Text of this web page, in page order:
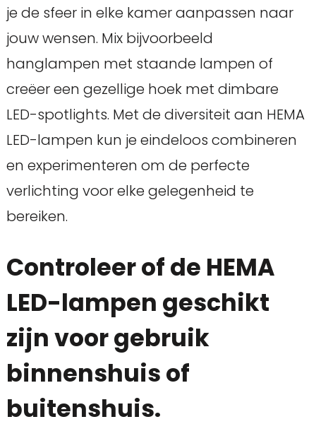
je de sfeer in elke kamer aanpassen naar
jouw wensen. Mix bijvoorbeeld
hanglampen met staande lampen of
creëer een gezellige hoek met dimbare
LED-spotlights. Met de diversiteit aan HEMA
LED-lampen kun je eindeloos combineren
en experimenteren om de perfecte
verlichting voor elke gelegenheid te
bereiken.
Controleer of de HEMA
LED-lampen geschikt
zijn voor gebruik
binnenshuis of
buitenshuis.